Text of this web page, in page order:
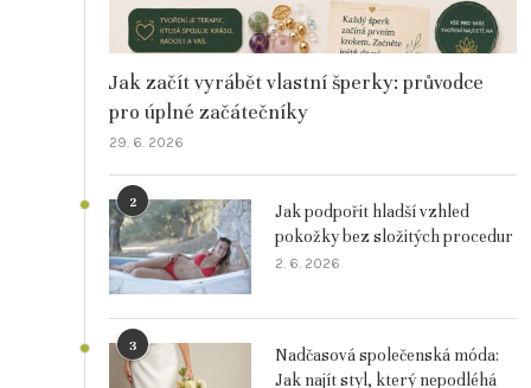
Jak začít vyrábět vlastní šperky: průvodce
pro úplné začátečníky
29. 6. 2026
2
Jak podpořit hladší vzhled
pokožky bez složitých procedur
2. 6. 2026
3
Nadčasová společenská móda:
Jak najít styl, který nepodléhá